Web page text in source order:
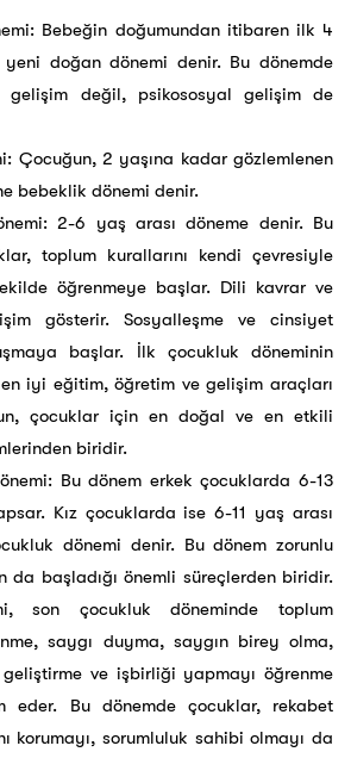
Bebeğin doğumundan itibaren ilk 4
yeni doğan dönemi denir. Bu dönemde
gelişim değil, psikososyal gelişim de
Çocuğun, 2 yaşına kadar gözlemlenen
bebeklik dönemi denir.
2-6 yaş arası döneme denir. Bu
toplum kurallarını kendi çevresiyle
öğrenmeye başlar. Dili kavrar ve
gösterir. Sosyalleşme ve cinsiyet
başlar. İlk çocukluk döneminin
iyi eğitim, öğretim ve gelişim araçları
çocuklar için en doğal ve en etkili
biridir.
Bu dönem erkek çocuklarda 6-13
Kız çocuklarda ise 6-11 yaş arası
dönemi denir. Bu dönem zorunlu
da başladığı önemli süreçlerden biridir.
son çocukluk döneminde toplum
saygı duyma, saygın birey olma,
ve işbirliği yapmayı öğrenme
eder. Bu dönemde çocuklar, rekabet
korumayı, sorumluluk sahibi olmayı da